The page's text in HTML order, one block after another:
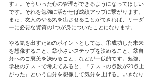
す』。そういった心の管理ができるようになってほしい
です。それを勉強に活かせば成績アップに繋がります。
また、友人のやる気を出させることができれば、リーダ
ーに必要な資質の1つが身についたことになります。
やる気を出すためのポイントとしては、①成功した未来
を想像すること、②小さいステップを決めること、③自
分へのご褒美を決めること、などが一般的です。勉強、
学校のテストで考えてみると、『テストの点数が20点上
がった』という自分を想像して気分を上げる。いきなり